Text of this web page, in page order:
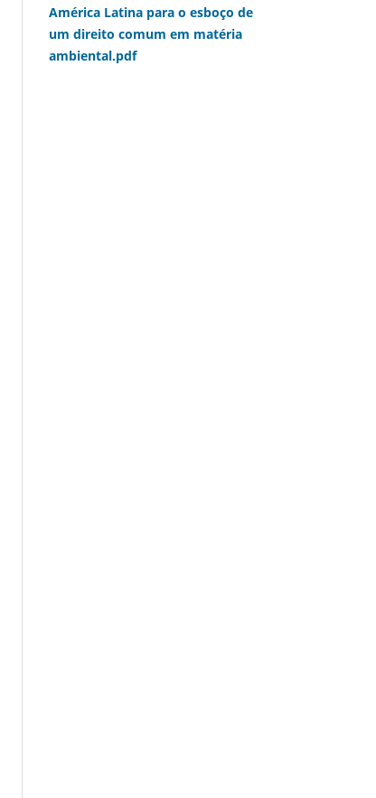
América Latina para o esboço de
um direito comum em matéria
ambiental.pdf